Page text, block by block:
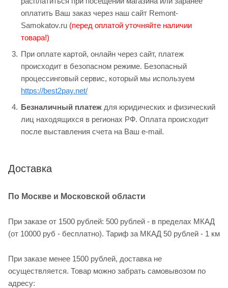
оплатить Ваш заказ через наш сайт Remont-
Samokatov.ru (перед оплатой уточняйте наличии
товара!)
При оплате картой, онлайн через сайт, платеж
происходит в безопасном режиме. Безопасный
процессинговый сервис, который мы используем
https://best2pay.net/
Безналичный платеж для юридических и физический
лиц находящихся в регионах РФ. Оплата происходит
после выставления счета на Ваш e-mail.
Доставка
По Москве и Московской области
При заказе от 1500 рублей: 500 рублей - в пределах МКАД
(от 10000 руб - бесплатно). Тариф за МКАД 50 рублей - 1 км
При заказе менее 1500 рублей, доставка не
осуществляется. Товар можно забрать самовывозом по
адресу: